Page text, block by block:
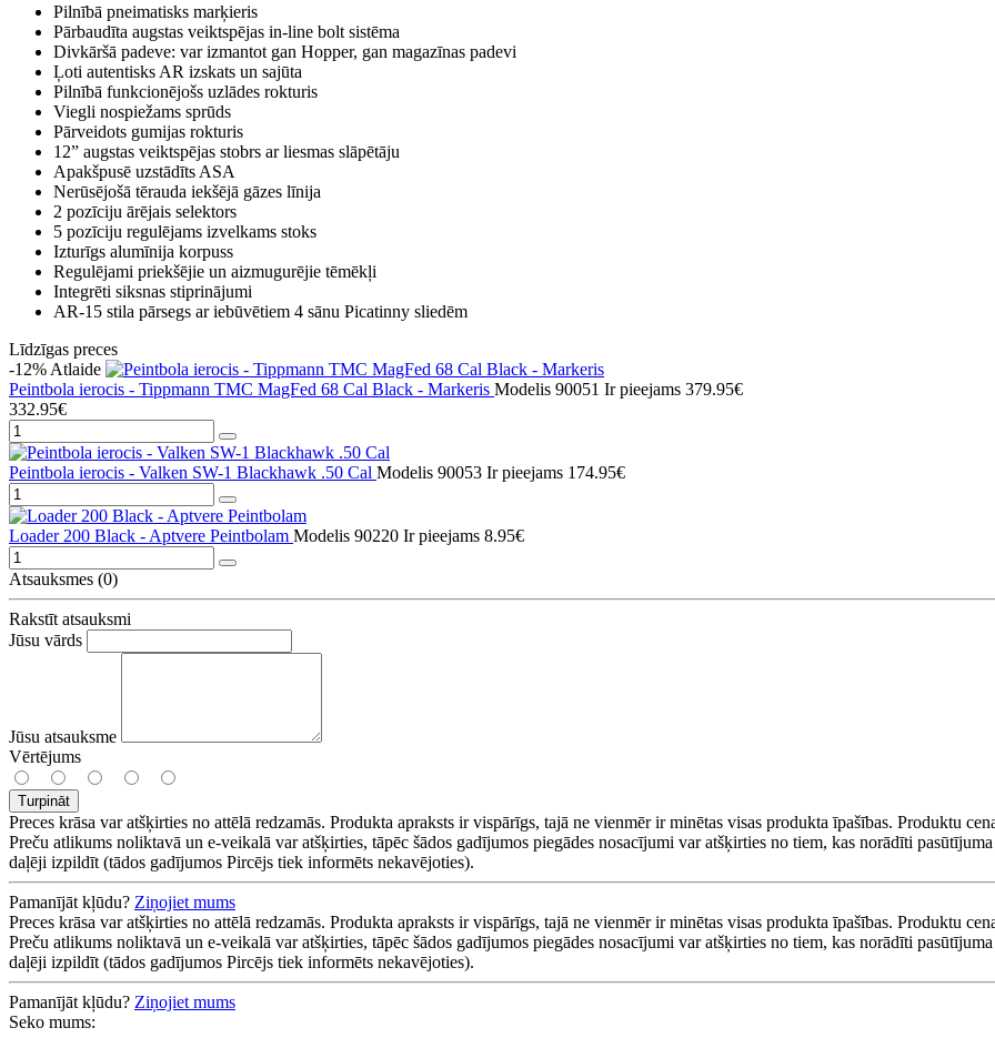
Pilnībā pneimatisks marķieris
Pārbaudīta augstas veiktspējas in-line bolt sistēma
Divkāršā padeve: var izmantot gan Hopper, gan magazīnas padevi
Ļoti autentisks AR izskats un sajūta
Pilnībā funkcionējošs uzlādes rokturis
Viegli nospiežams sprūds
Pārveidots gumijas rokturis
12” augstas veiktspējas stobrs ar liesmas slāpētāju
Apakšpusē uzstādīts ASA
Nerūsējošā tērauda iekšējā gāzes līnija
2 pozīciju ārējais selektors
5 pozīciju regulējams izvelkams stoks
Izturīgs alumīnija korpuss
Regulējami priekšējie un aizmugurējie tēmēkļi
Integrēti siksnas stiprinājumi
AR-15 stila pārsegs ar iebūvētiem 4 sānu Picatinny sliedēm
Līdzīgas preces
-12% Atlaide
Peintbola ierocis - Tippmann TMC MagFed 68 Cal Black - Markeris Modelis 90051 Ir pieejams 379.95€
332.95€
Peintbola ierocis - Valken SW-1 Blackhawk .50 Cal Modelis 90053 Ir pieejams 174.95€
Loader 200 Black - Aptvere Peintbolam Modelis 90220 Ir pieejams 8.95€
Atsauksmes (0)
Rakstīt atsauksmi
Jūsu vārds
Jūsu atsauksme
Vērtējums
Turpināt
Preces krāsa var atšķirties no attēlā redzamās. Produkta apraksts ir vispārīgs, tajā ne vienmēr ir minētas visas produkta īpašības. Produktu
Preču atlikums noliktavā un e-veikalā var atšķirties, tāpēc šādos gadījumos piegādes nosacījumi var atšķirties no tiem, kas norādīti
daļēji izpildīt (tādos gadījumos Pircējs tiek informēts nekavējoties).
Pamanījāt kļūdu? Ziņojiet mums
Preces krāsa var atšķirties no attēlā redzamās. Produkta apraksts ir vispārīgs, tajā ne vienmēr ir minētas visas produkta īpašības. Produktu
Preču atlikums noliktavā un e-veikalā var atšķirties, tāpēc šādos gadījumos piegādes nosacījumi var atšķirties no tiem, kas norādīti
daļēji izpildīt (tādos gadījumos Pircējs tiek informēts nekavējoties).
Pamanījāt kļūdu? Ziņojiet mums
Seko mums: